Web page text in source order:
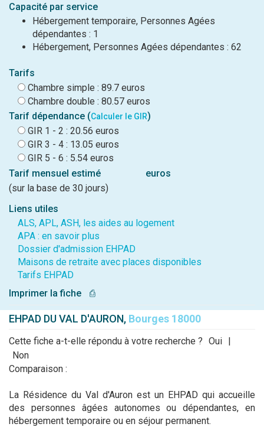
Capacité par service
Hébergement temporaire, Personnes Agées
dépendantes : 1
Hébergement, Personnes Agées dépendantes : 62
Tarifs
Chambre simple : 89.7 euros
Chambre double : 80.57 euros
Tarif dépendance (Calculer le GIR)
GIR 1 - 2 : 20.56 euros
GIR 3 - 4 : 13.05 euros
GIR 5 - 6 : 5.54 euros
Tarif mensuel estimé
euros
(sur la base de 30 jours)
Liens utiles
ALS, APL, ASH, les aides au logement
APA : en savoir plus
Dossier d'admission EHPAD
Maisons de retraite avec places disponibles
Tarifs EHPAD
Imprimer la fiche
⎙
EHPAD DU VAL D'AURON, Bourges 18000
Cette fiche a-t-elle répondu à votre recherche ? Oui |
Non
Comparaison :
La Résidence du Val d'Auron est un EHPAD qui accueille
des personnes âgées autonomes ou dépendantes, en
hébergement temporaire ou en séjour permanent.